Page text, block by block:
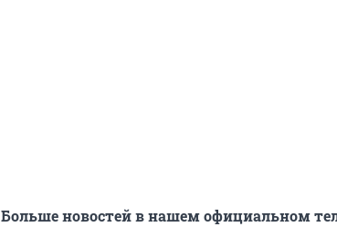
Больше новостей в нашем официальном